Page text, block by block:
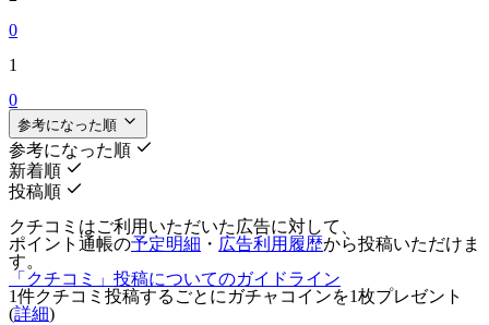
0
1
0
参考になった順
参考になった順
新着順
投稿順
クチコミはご利用いただいた広告に対して、
ポイント通帳の予定明細 ・ 広告利用履歴から投稿いただけま
す。
「クチコミ」投稿についてのガイドライン
1件クチコミ投稿するごとに ガチャコインを1枚プレゼント
(詳細)